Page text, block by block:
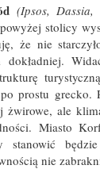
(Ipsos,
stolicy
że nie
prostu grecko.
żwirowe, ale
Miasto
stanowić
nie